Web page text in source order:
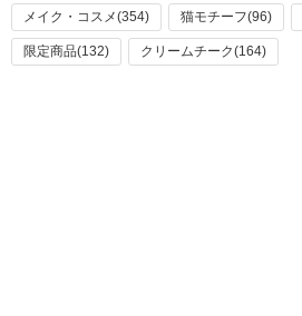
メイク・コスメ(354) 猫モチーフ(96)
限定商品(132) クリームチーク(164)